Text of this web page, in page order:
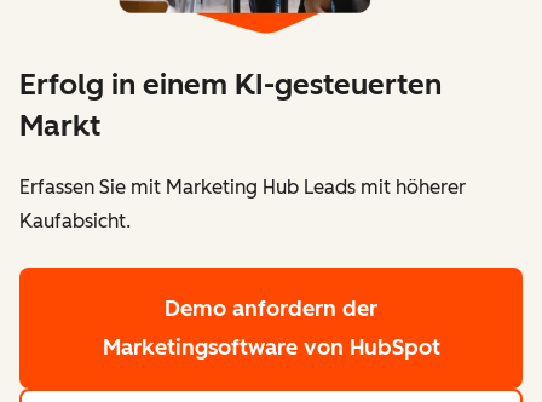
Erfolg in einem KI-gesteuerten
Markt
Erfassen Sie mit Marketing Hub Leads mit höherer
Kaufabsicht.
Demo anfordern der
Marketingsoftware von HubSpot